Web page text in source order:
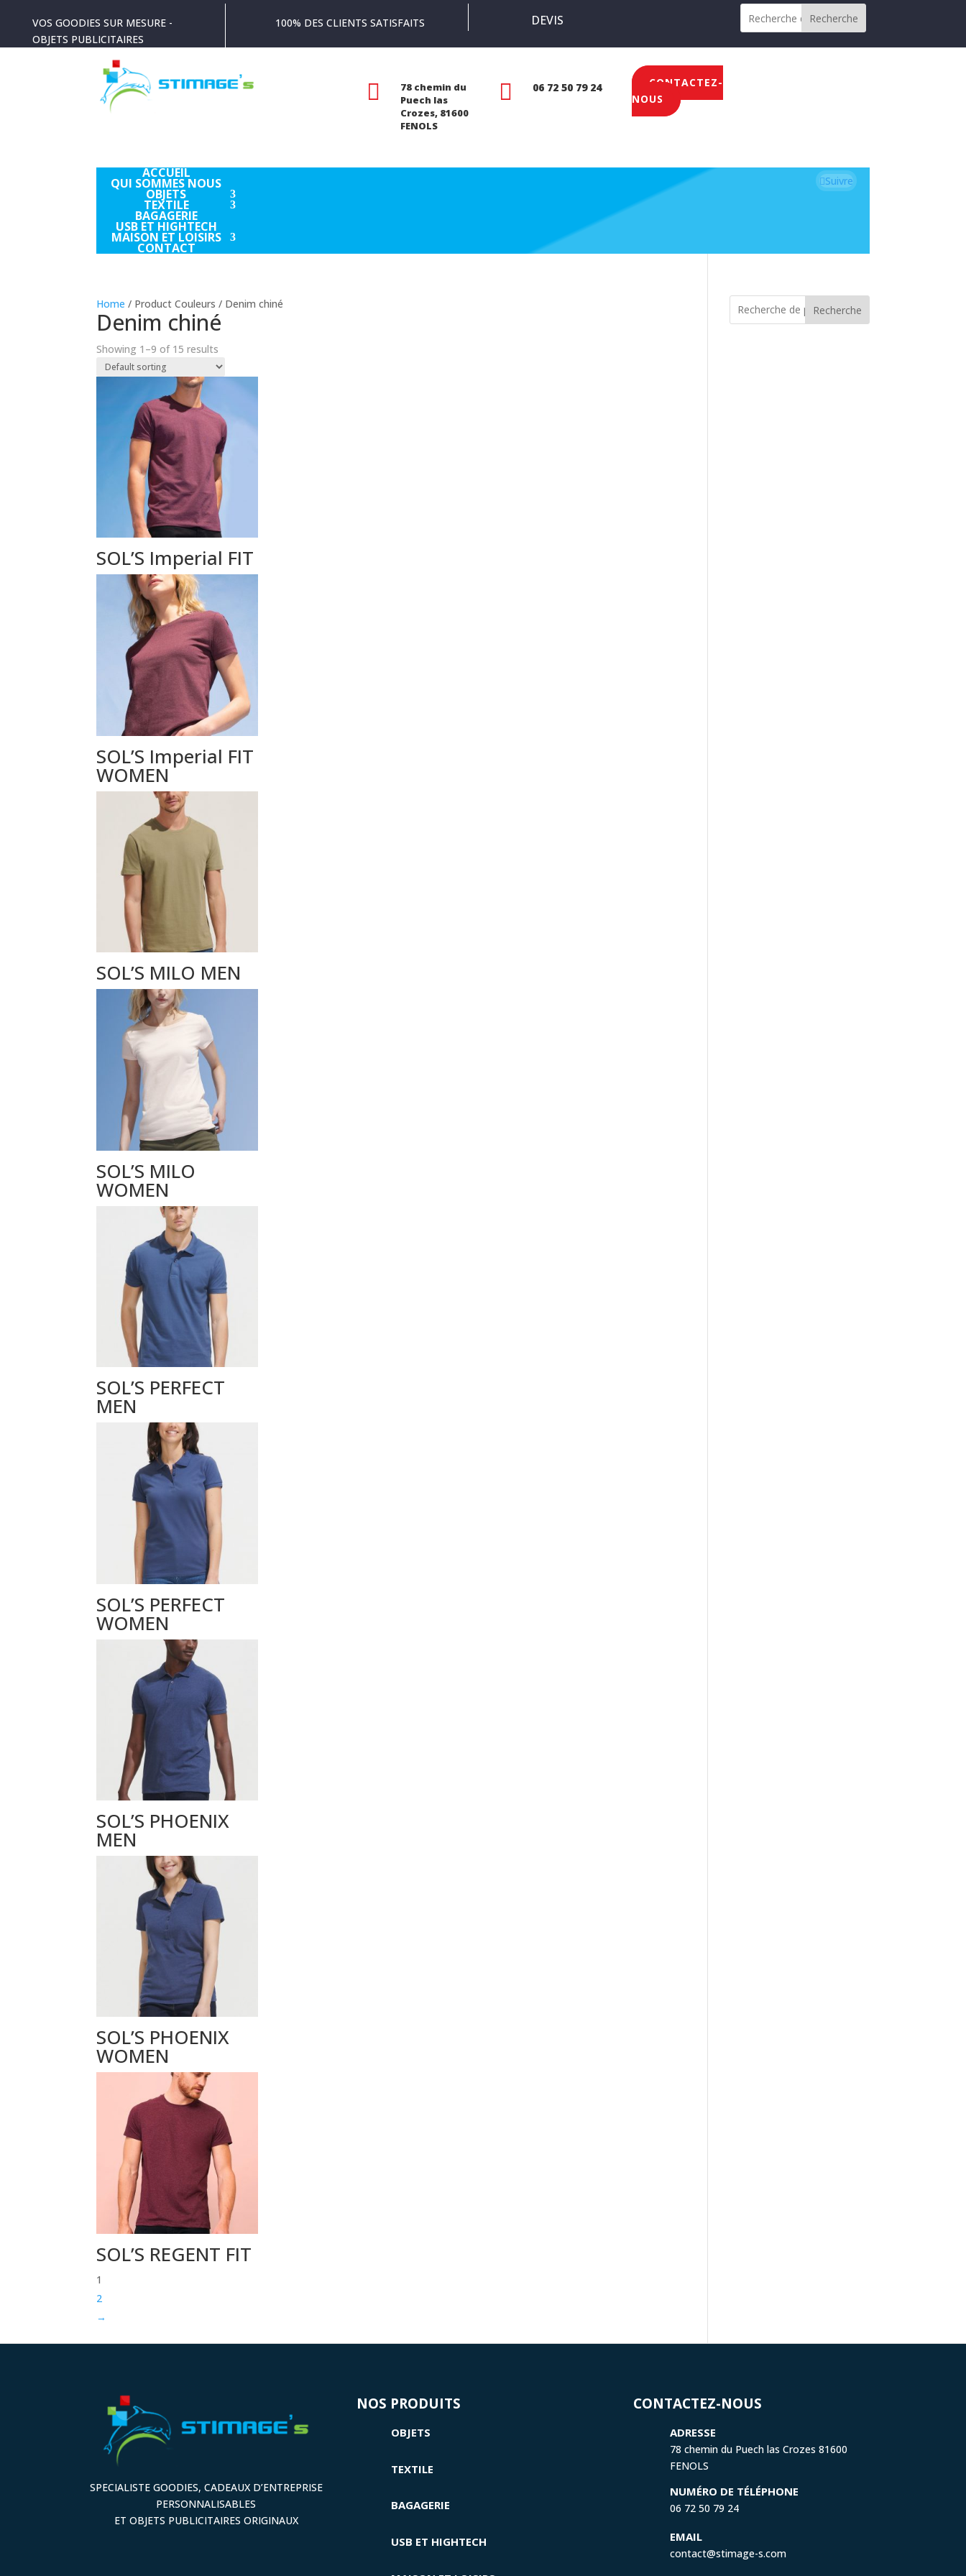
VOS GOODIES SUR MESURE -
OBJETS PUBLICITAIRES
100% DES CLIENTS SATISFAITS DEVIS Recherche

78 chemin du
Puech las
Crozes, 81600
FENOLS
 06 72 50 79 24
CONTACTEZ-
NOUS
Suivre
ACCUEIL
QUI SOMMES NOUS
OBJETS
TEXTILE
BAGAGERIE
USB ET HIGHTECH
MAISON ET LOISIRS
CONTACT
Home / Product Couleurs / Denim chiné
Denim chiné
Showing 1–9 of 15 results
SOL’S Imperial FIT
SOL’S Imperial FIT
WOMEN
SOL’S MILO MEN
SOL’S MILO
WOMEN
SOL’S PERFECT
MEN
SOL’S PERFECT
WOMEN
SOL’S PHOENIX
MEN
SOL’S PHOENIX
WOMEN
SOL’S REGENT FIT
1
2
→
Recherche
SPECIALISTE GOODIES, CADEAUX D’ENTREPRISE
PERSONNALISABLES
ET OBJETS PUBLICITAIRES ORIGINAUX
NOS PRODUITS
OBJETS
TEXTILE
BAGAGERIE
USB ET HIGHTECH
CONTACTEZ-NOUS
ADRESSE
78 chemin du Puech las Crozes 81600
FENOLS
NUMÉRO DE TÉLÉPHONE
06 72 50 79 24
EMAIL
contact@stimage-s.com